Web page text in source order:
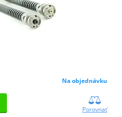
Na objednávku
Porovnať